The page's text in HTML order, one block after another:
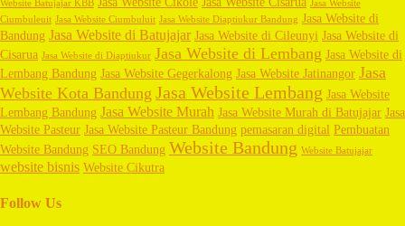
Website Batujajar KBB
Jasa Website
Ciumbuleuit Jasa Website Ciumbuluit Jasa Website Diaptiukur Bandung Jasa Website di
Bandung Jasa Website di Batujajar Jasa Website di Cileunyi Jasa Website di
Cisarua Jasa Website di Diaptiukur Jasa Website di Lembang Jasa Website di
Lembang Bandung Jasa Website Gegerkalong Jasa Website Jatinangor Jasa
Website Kota Bandung Jasa Website Lembang Jasa Website
Lembang Bandung Jasa Website Murah Jasa Website Murah di Batujajar Jasa
Website Pasteur Jasa Website Pasteur Bandung pemasaran digital Pembuatan
Website Bandung SEO Bandung Website Bandung Website Batujajar
website bisnis Website Cikutra
Follow Us